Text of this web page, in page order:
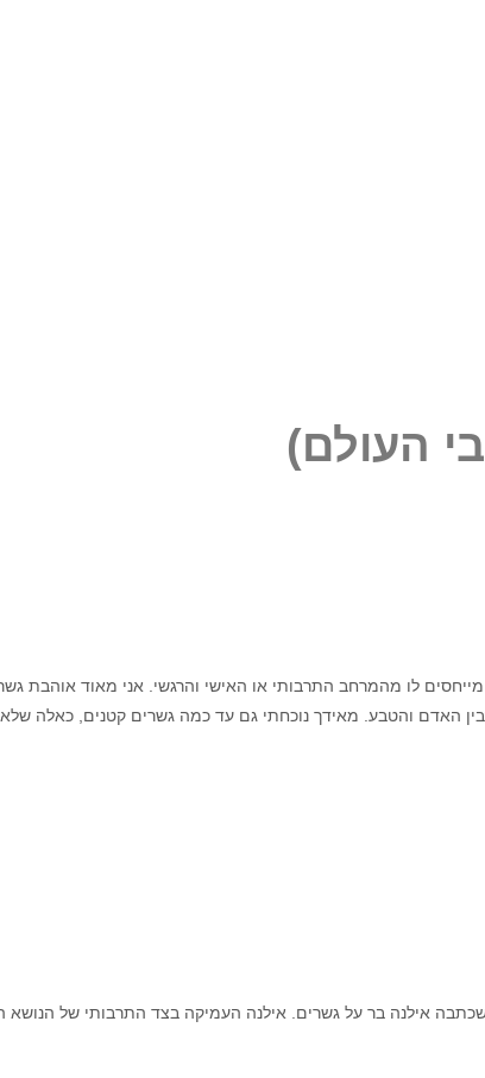
העולם)
לו מהמרחב התרבותי או האישי והרגשי. אני מאוד אוהבת
האדם והטבע. מאידך נוכחתי גם עד כמה גשרים קטנים, כאלה
אילנה בר על גשרים. אילנה העמיקה בצד התרבותי של הנושא